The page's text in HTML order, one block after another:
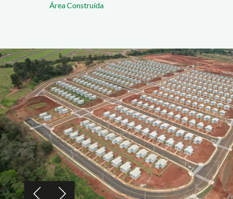
Área Construída